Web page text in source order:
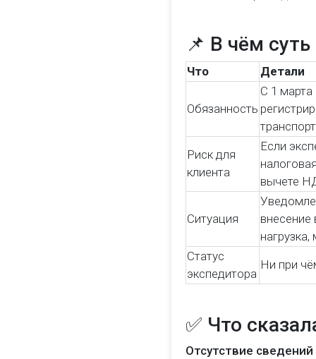
📌 В чём
Что Детали
Обязанность
С 1 марта
Риск для
клиента
Если
вычете
Ситуация
внесение
Статус
экспедитора
Ни при
✅ Что
Отсутствие